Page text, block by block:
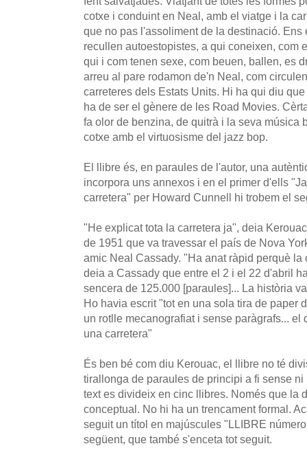
cotxe i conduint en Neal, amb el viatge i la
que no pas l'assoliment de la destinació.
recullen autoestopistes, a qui coneixen, com
qui i com tenen sexe, com beuen, ballen, es
arreu al pare rodamon de'n Neal, com
carreteres dels Estats Units. Hi ha qui diu
ha de ser el gènere de les Road Movies.
fa olor de benzina, de quitrà i la seva música
cotxe amb el virtuosisme del jazz bop.
El llibre és, en paraules de l'autor, una
incorpora uns annexos i en el primer d'ells
carretera" per Howard Cunnell hi trobem el
"He explicat tota la carretera ja", deia
de 1951 que va travessar el país de Nova
amic Neal Cassady. "Ha anat ràpid perquè la
deia a Cassady que entre el 2 i el 22 d'abril
sencera de 125.000 [paraules]... La història
Ho havia escrit "tot en una sola tira de paper
un rotlle mecanografiat i sense paràgrafs... el
una carretera"
És ben bé com diu Kerouac, el llibre no té
tirallonga de paraules de principi a fi sense ni
text es divideix en cinc llibres. Només que la
conceptual. No hi ha un trencament formal.
seguit un títol en majúscules "LLIBRE
següent, que també s'enceta tot seguit.